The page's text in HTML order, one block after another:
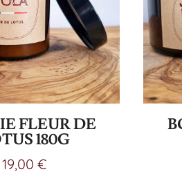
FLEUR DE
180G
19,00€